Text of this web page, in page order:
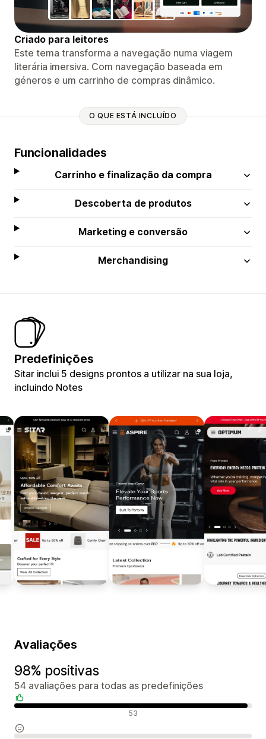
Criado para leitores
Este tema transforma a navegação numa viagem
literária imersiva. Com navegação baseada em
géneros e um carrinho de compras dinâmico.
O QUE ESTÁ INCLUÍDO
Funcionalidades
Carrinho e finalização da compra
Descoberta de produtos
Marketing e conversão
Merchandising
Predefinições
Sitar inclui 5 designs prontos a utilizar na sua loja,
incluindo Notes
Avaliações
98% positivas
54 avaliações para todas as predefinições
53